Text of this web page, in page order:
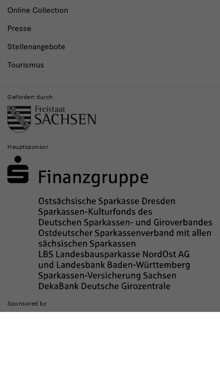
Online Collection
Presse
Stellenangebote
Tourismus
Gefördert durch
Hauptsponsor
Sponsored by